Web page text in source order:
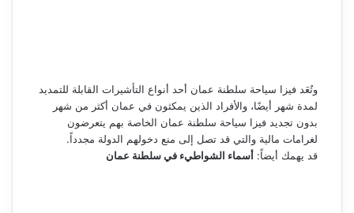
وتُعَد فيزا سياحة سلطنة عمان أحد أنواع التأشيرات القابلة للتمديد
لمدة شهر أيضًا، والأفراد الذين يمكثون في عمان أكثر من شهر
بدون تجديد فيزا سياحة سلطنة عمان الخاصة بهم يتعرضون
لغرامات مالية والتي قد تصل إلى منع دخولهم الدولة مجدداً.
قد يهمك أيضاً: أسماء الشواطيء في سلطنة عمان